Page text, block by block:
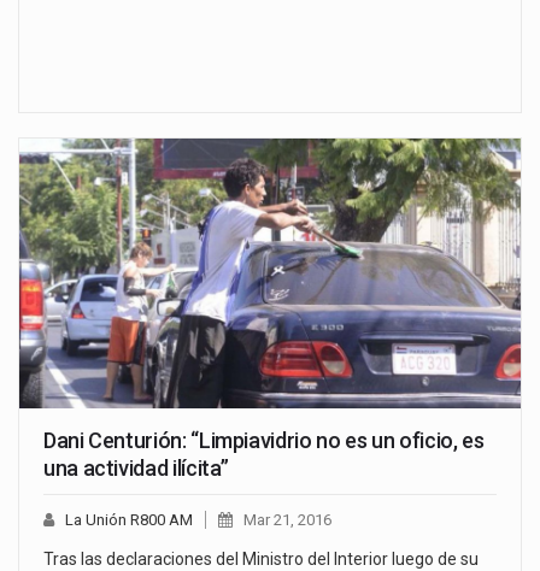
Dani Centurión: “Limpiavidrio no es un oficio, es
una actividad ilícita”
La Unión R800 AM Mar 21, 2016
Tras las declaraciones del Ministro del Interior luego de su